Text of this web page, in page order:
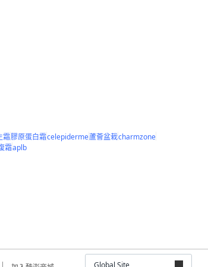
霜膠原蛋白霜celepiderme蘆薈盆栽charmzone
霜aplb
Global Site